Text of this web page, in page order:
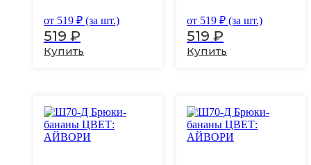
от 519 ₽ (за шт.)
519 ₽
Купить
странице
товара.
от 519 ₽ (за шт.)
519 ₽
Купить
странице
товара.
Этот
товар
имеет
Этот
товар
имеет